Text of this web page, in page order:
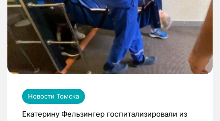
Новости Томска
Екатерину Фельзингер госпитализировали из